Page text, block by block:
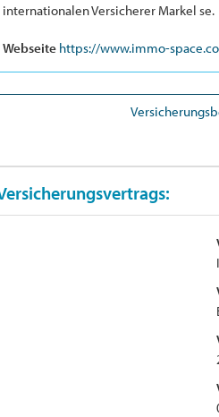
internationalen Versicherer Markel se.
Webseite https://www.immo-